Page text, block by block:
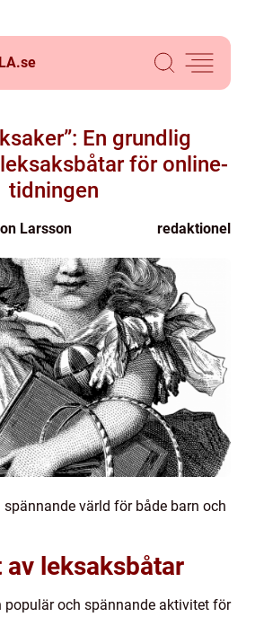
se
En grundlig
för online-
tidningen
Larsson redaktionel
spännande värld för både barn och
av leksaksbåtar
populär och spännande aktivitet för